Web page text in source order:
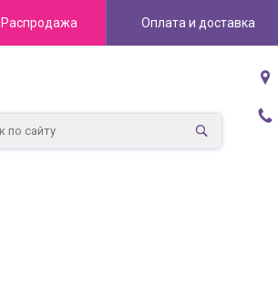
Распродажа Оплата и доставка